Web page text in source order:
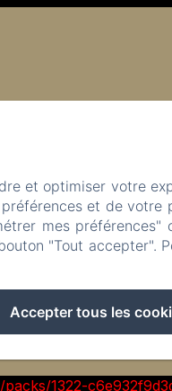
1322-
et optimiser votre
et de votre
mes préférences"
"Tout accepter".
Accepter tous les